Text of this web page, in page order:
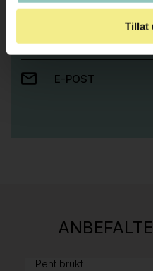
Tillat
RING OSS PÅ 22
E-POST
Pent brukt